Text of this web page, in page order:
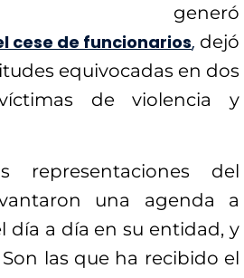
generó
cese de funcionarios, dejó
equivocadas en dos
de violencia y
representaciones del
una agenda a
día a día en su entidad, y
las que ha recibido el